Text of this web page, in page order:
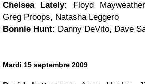
Chelsea Lately:
Floyd
Greg Proops, Natasha Leggero
Bonnie Hunt: Danny DeVito, Dave
Mardi 15 septembre 2009